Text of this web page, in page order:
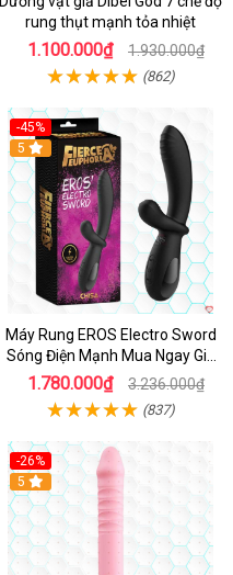
rung thụt mạnh tỏa nhiệt
1.100.000₫ 1.930.000₫
(862)
-45%
5
Máy Rung EROS Electro Sword
Sóng Điện Mạnh Mua Ngay Giá
Tốt
1.780.000₫ 3.236.000₫
(837)
-26%
Hot
5